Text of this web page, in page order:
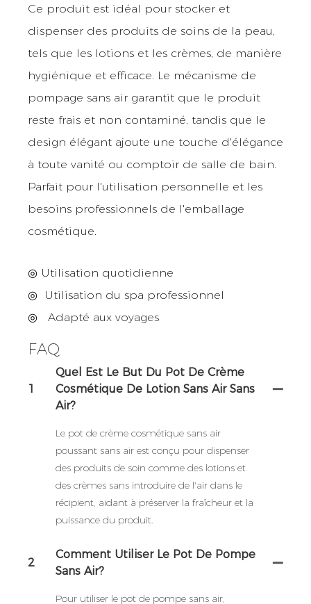
Ce produit est idéal pour stocker et
dispenser des produits de soins de la peau,
tels que les lotions et les crèmes, de manière
hygiénique et efficace. Le mécanisme de
pompage sans air garantit que le produit
reste frais et non contaminé, tandis que le
design élégant ajoute une touche d'élégance
à toute vanité ou comptoir de salle de bain.
Parfait pour l'utilisation personnelle et les
besoins professionnels de l'emballage
cosmétique.
◎ Utilisation quotidienne
◎
Utilisation du spa professionnel
◎
Adapté aux voyages
FAQ
1
Quel Est Le But Du Pot De Crème
Cosmétique De Lotion Sans Air Sans
Air?
Le pot de crème cosmétique sans air
poussant sans air est conçu pour dispenser
des produits de soin comme des lotions et
des crèmes sans introduire de l'air dans le
récipient, aidant à préserver la fraîcheur et la
puissance du produit.
2
Comment Utiliser Le Pot De Pompe
Sans Air?
Pour utiliser le pot de pompe sans air,